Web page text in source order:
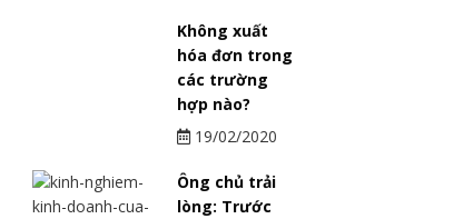
Không xuất
hóa đơn trong
các trường
hợp nào?
19/02/2020
Ông chủ trải
lòng: Trước